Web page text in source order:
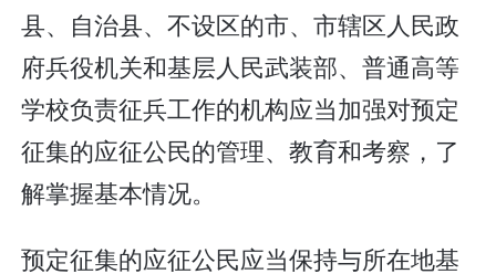
县、自治县、不设区的市、市辖区人民政
府兵役机关和基层人民武装部、普通高等
学校负责征兵工作的机构应当加强对预定
征集的应征公民的管理、教育和考察，了
解掌握基本情况。
预定征集的应征公民应当保持与所在地基